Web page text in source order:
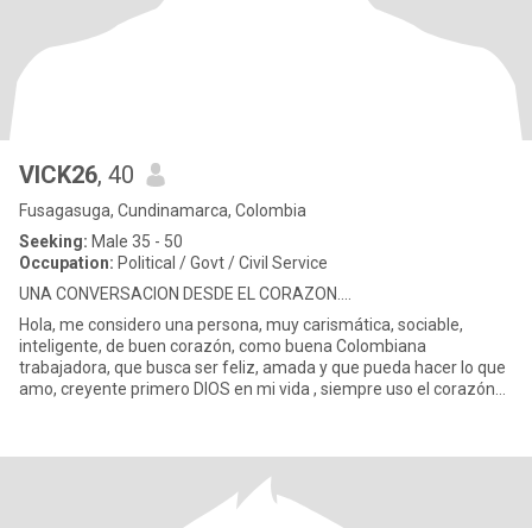
VICK26, 40
Fusagasuga, Cundinamarca, Colombia
Seeking: Male 35 - 50
Occupation: Political / Govt / Civil Service
UNA CONVERSACION DESDE EL CORAZON....
Hola, me considero una persona, muy carismática, sociable,
inteligente, de buen corazón, como buena Colombiana
trabajadora, que busca ser feliz, amada y que pueda hacer lo que
amo, creyente primero DIOS en mi vida , siempre uso el corazón